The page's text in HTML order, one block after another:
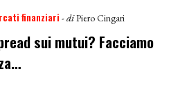
finanziari - diPiero Cingari
sui mutui? Facciamo